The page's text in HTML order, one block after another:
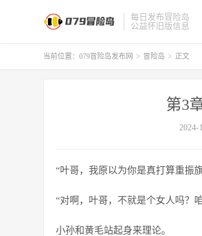
每日发布冒险岛
公益怀旧版信息
当前位置： 079冒险岛发布网 > 冒险岛 > 正文
第3
2024-
“叶哥，我原以为你是真打算重振
“对啊，叶哥，不就是个女人吗？
小孙和黄毛站起身来理论。